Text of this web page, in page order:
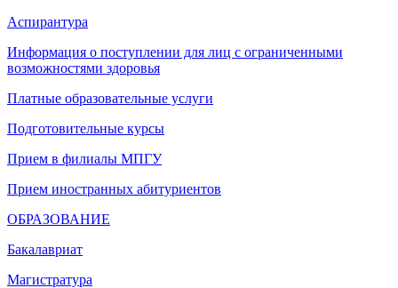
Аспирантура
Информация о поступлении для лиц с ограниченными
возможностями здоровья
Платные образовательные услуги
Подготовительные курсы
Прием в филиалы МПГУ
Прием иностранных абитуриентов
ОБРАЗОВАНИЕ
Бакалавриат
Магистратура